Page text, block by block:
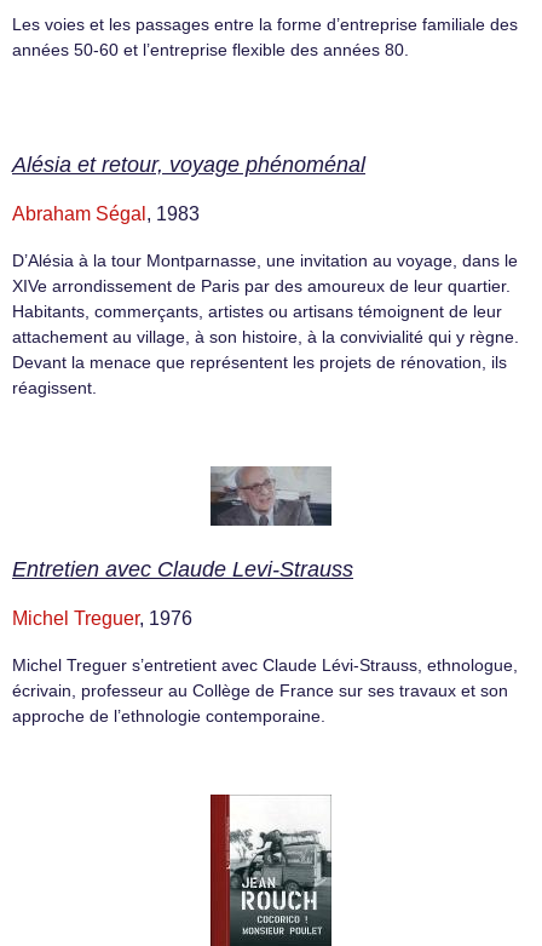
Les voies et les passages entre la forme d’entreprise familiale des
années 50-60 et l’entreprise flexible des années 80.
Alésia et retour, voyage phénoménal
Abraham Ségal , 1983
D’Alésia à la tour Montparnasse, une invitation au voyage, dans le
XIVe arrondissement de Paris par des amoureux de leur quartier.
Habitants, commerçants, artistes ou artisans témoignent de leur
attachement au village, à son histoire, à la convivialité qui y règne.
Devant la menace que représentent les projets de rénovation, ils
réagissent.
Entretien avec Claude Levi-Strauss
Michel Treguer, 1976
Michel Treguer s’entretient avec Claude Lévi-Strauss, ethnologue,
écrivain, professeur au Collège de France sur ses travaux et son
approche de l’ethnologie contemporaine.